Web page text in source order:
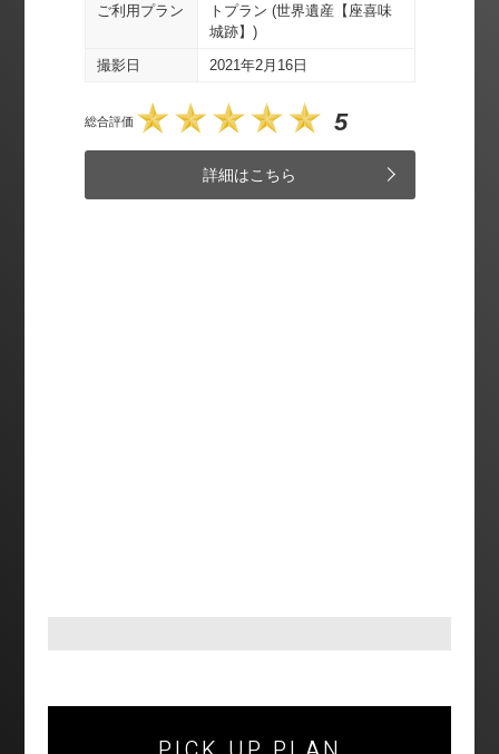
ご利用プラン
トプラン (世界遺産【座喜味
城跡】)
撮影日
2021年2月16日
総合評価 5
詳細はこちら